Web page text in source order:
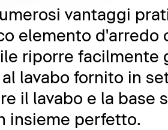
vantaggi
elemento d'arredo
riporre facilmente
al lavabo fornito in
il lavabo e la base
insieme perfetto.